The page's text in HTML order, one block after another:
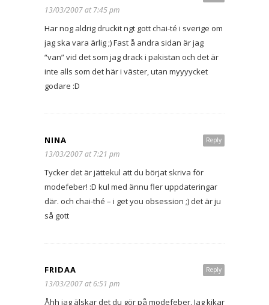
13/03/2007 at 7:45 pm
Har nog aldrig druckit ngt gott chai-té i sverige om
jag ska vara ärlig ;) Fast å andra sidan är jag
“van” vid det som jag drack i pakistan och det är
inte alls som det här i väster, utan myyyycket
godare :D
Reply
NINA
13/03/2007 at 7:21 pm
Tycker det är jättekul att du börjat skriva för
modefeber! :D kul med ännu fler uppdateringar
där. och chai-thé – i get you obsession ;) det är ju
så gott
Reply
FRIDAA
13/03/2007 at 6:51 pm
Åhh jag älskar det du gör på modefeber. Jag kikar